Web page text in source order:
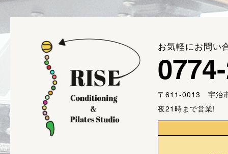
お気軽にお問い
〒611-0013 宇治
夜21時まで営業!